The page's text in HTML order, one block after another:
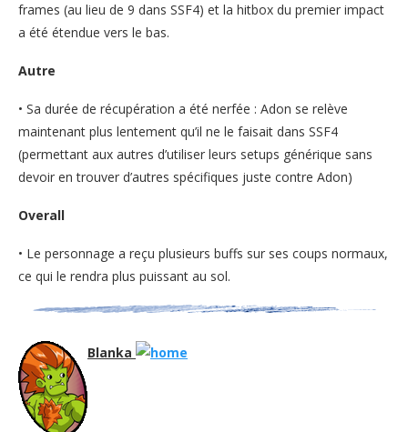
frames (au lieu de 9 dans SSF4) et la hitbox du premier impact
a été étendue vers le bas.
Autre
• Sa durée de récupération a été nerfée : Adon se relève
maintenant plus lentement qu’il ne le faisait dans SSF4
(permettant aux autres d’utiliser leurs setups générique sans
devoir en trouver d’autres spécifiques juste contre Adon)
Overall
• Le personnage a reçu plusieurs buffs sur ses coups normaux,
ce qui le rendra plus puissant au sol.
Blanka